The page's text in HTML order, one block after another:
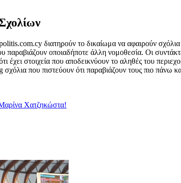
διατηρούν το δικαίωμα να αφαιρούν
παραβιάζουν οποιαδήποτε άλλη νομοθεσία. Οι
έχει στοιχεία που αποδεικνύουν το αληθές του
που πιστεύουν ότι παραβιάζουν τους πιο πάνω
Χατζηκώστα!